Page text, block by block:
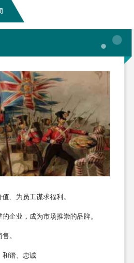
、为员工谋求福利。
企业，成为市场推崇的品牌。
。
和谐、忠诚